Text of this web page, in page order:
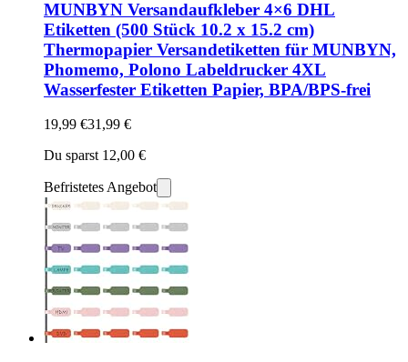
MUNBYN Versandaufkleber 4×6 DHL
Etiketten (500 Stück 10.2 x 15.2 cm)
Thermopapier Versandetiketten für MUNBYN,
Phomemo, Polono Labeldrucker 4XL
Wasserfester Etiketten Papier, BPA/BPS-frei
19,99 €31,99 €
Du sparst 12,00 €
Befristetes Angebot